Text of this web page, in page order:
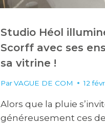
Studio Héol
Scorff avec ses
sa vitrine !
Par VAGUE DE COM 12
Alors que la pluie
généreusement ces